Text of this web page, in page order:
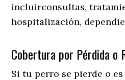
incluirconsultas,
hospitalización,
Cobertura por Pérdida o
Si tu perro se pierde o